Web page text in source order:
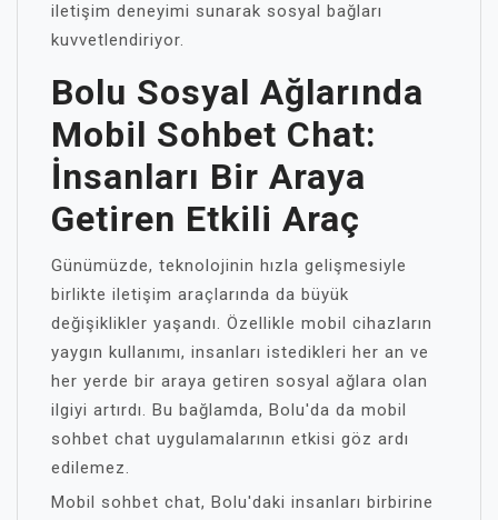
iletişim deneyimi sunarak sosyal bağları
kuvvetlendiriyor.
Bolu Sosyal Ağlarında
Mobil Sohbet Chat:
İnsanları Bir Araya
Getiren Etkili Araç
Günümüzde, teknolojinin hızla gelişmesiyle
birlikte iletişim araçlarında da büyük
değişiklikler yaşandı. Özellikle mobil cihazların
yaygın kullanımı, insanları istedikleri her an ve
her yerde bir araya getiren sosyal ağlara olan
ilgiyi artırdı. Bu bağlamda, Bolu'da da mobil
sohbet chat uygulamalarının etkisi göz ardı
edilemez.
Mobil sohbet chat, Bolu'daki insanları birbirine